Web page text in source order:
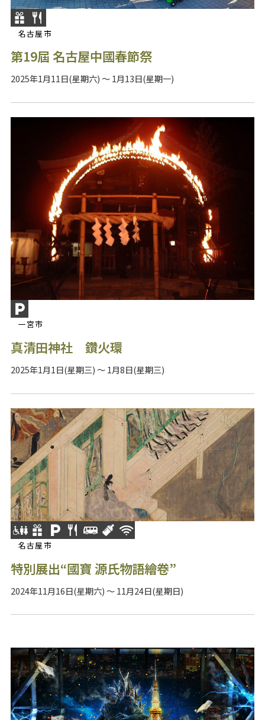
名古屋市
第19屆 名古屋中國春節祭
2025年1月11日(星期六) ～ 1月13日(星期一)
一宮市
真清田神社 鑽火環
2025年1月1日(星期三) ～ 1月8日(星期三)
名古屋市
特別展出“國寶 源氏物語繪卷”
2024年11月16日(星期六) ～ 11月24日(星期日)